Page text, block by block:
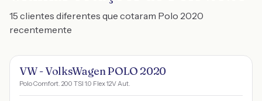
15 clientes diferentes que cotaram Polo 2020
recentemente
VW - VolksWagen POLO 2020
Polo Comfort. 200 TSI 1.0 Flex 12V Aut.